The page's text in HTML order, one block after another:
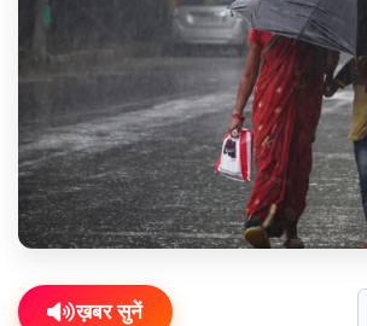
ख़बर सुनें